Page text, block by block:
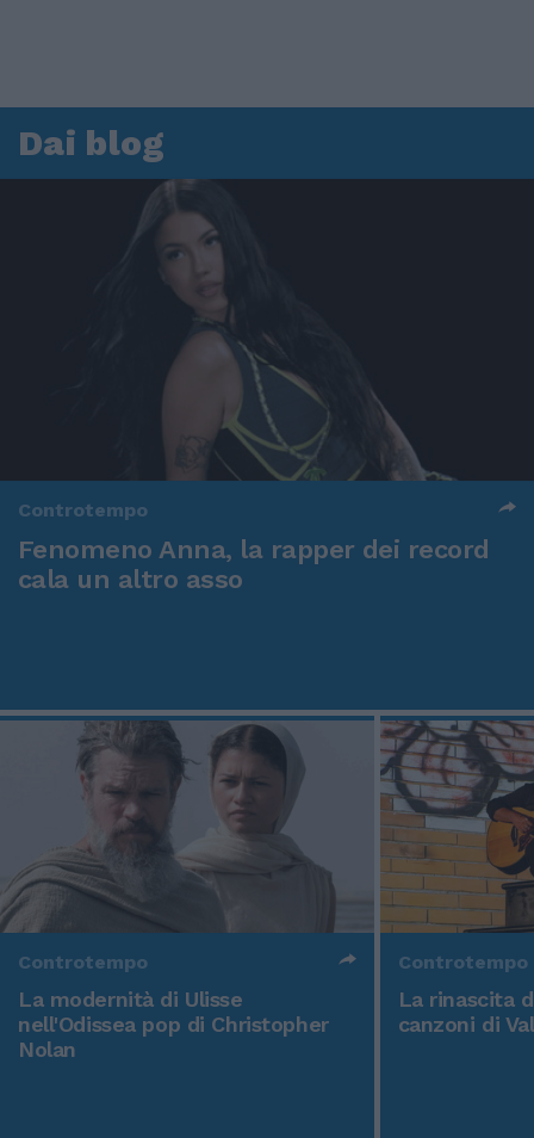
Dai blog
Controtempo
Fenomeno Anna, la rapper dei record
cala un altro asso
Controtempo
La modernità di Ulisse
nell'Odissea pop di Christopher
Nolan
Controtempo
La rinascita
canzoni di